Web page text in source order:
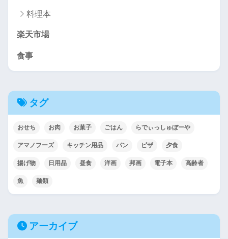
料理本
楽天市場
食事
タグ
おせち お肉 お菓子 ごはん らでぃっしゅぼーや
アマノフーズ キッチン用品 パン ピザ 夕食
揚げ物 日用品 昼食 洋画 邦画 電子本 高齢者
魚 麺類
アーカイブ